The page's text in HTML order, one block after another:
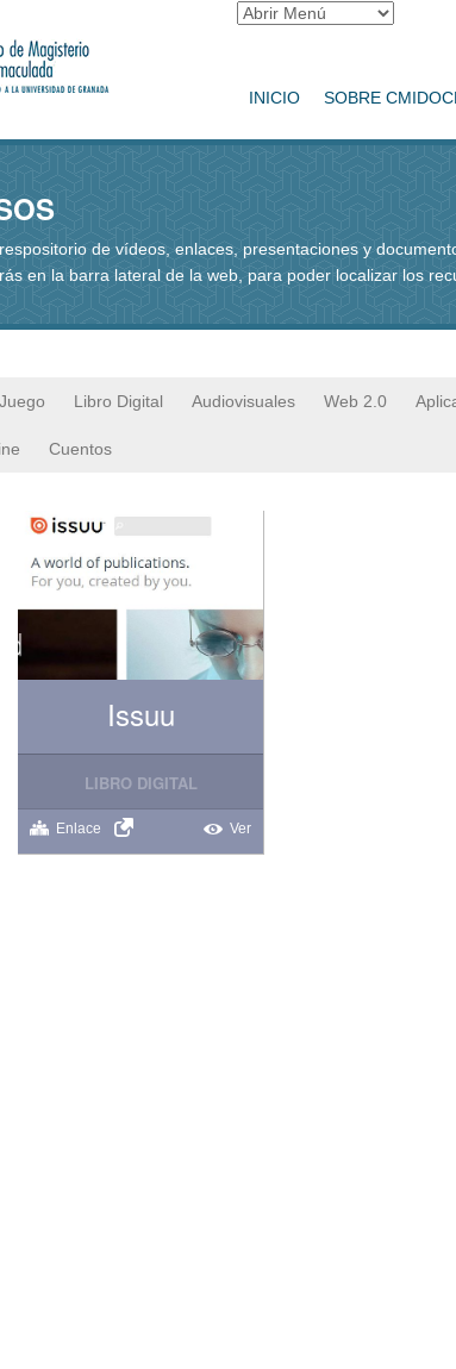
INICIO SOBRE
de vídeos, enlaces, presentaciones y
en la barra lateral de la web, para poder localizar los
Juego Libro Digital Audiovisuales Web 2.0
Cuentos
Issuu
LIBRO DIGITAL
Enlace Ver